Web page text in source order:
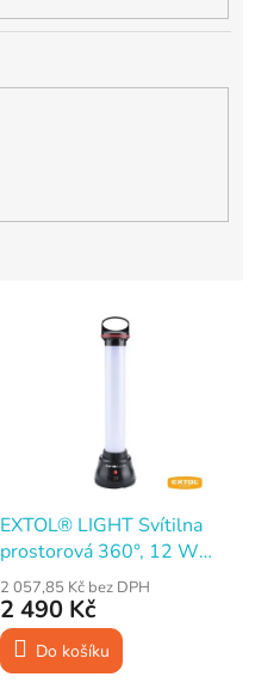
EXTOL® LIGHT Svítilna
prostorová 360°, 12 W
LED SMD, 1080 lm, Li-ion
7,4 V 9600 mAh
2 057,85 Kč bez DPH
2 490 Kč
Do košíku